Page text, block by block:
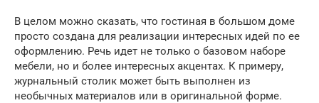
В целом можно сказать, что гостиная в большом доме
просто создана для реализации интересных идей по ее
оформлению. Речь идет не только о базовом наборе
мебели, но и более интересных акцентах. К примеру,
журнальный столик может быть выполнен из
необычных материалов или в оригинальной форме.